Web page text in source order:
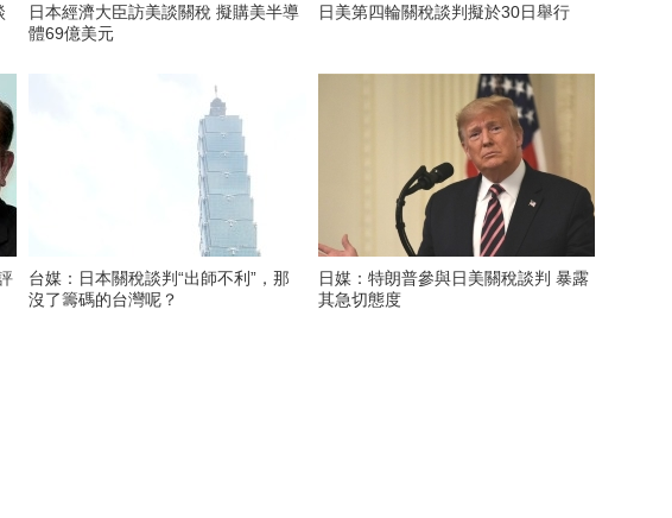
日本經濟大臣訪美談關稅 擬購美半導
體69億美元
日美第四輪關稅談判擬於30日舉行
台媒：日本關稅談判“出師不利”，那
沒了籌碼的台灣呢？
日媒：特朗普參與日美關稅談判 暴露
其急切態度